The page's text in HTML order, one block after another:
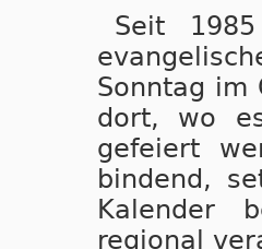
Seit
Sonntag im
dort, wo
gefeiert
bindend,
Kalender
regional